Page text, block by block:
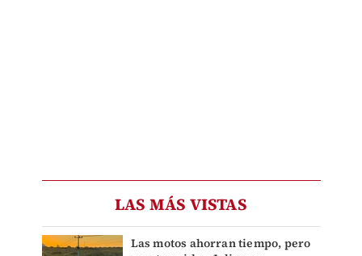
LAS MÁS VISTAS
Las motos ahorran tiempo, pero